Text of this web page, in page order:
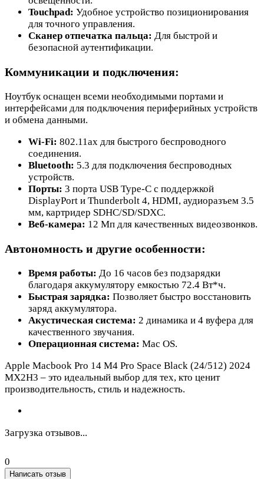
Touchpad: Удобное устройство позиционирования
для точного управления.
Сканер отпечатка пальца: Для быстрой и
безопасной аутентификации.
Коммуникации и подключения:
Ноутбук оснащен всеми необходимыми портами и
интерфейсами для подключения периферийных устройств
и обмена данными.
Wi-Fi: 802.11ах для быстрого беспроводного
соединения.
Bluetooth: 5.3 для подключения беспроводных
устройств.
Порты: 3 порта USB Type-C с поддержкой
DisplayPort и Thunderbolt 4, HDMI, аудиоразъем 3.5
мм, картридер SDHC/SD/SDXC.
Веб-камера: 12 Мп для качественных видеозвонков.
Автономность и другие особенности:
Время работы: До 16 часов без подзарядки
благодаря аккумулятору емкостью 72.4 Вт*ч.
Быстрая зарядка: Позволяет быстро восстановить
заряд аккумулятора.
Акустическая система: 2 динамика и 4 вуфера для
качественного звучания.
Операционная система: Mac OS.
Apple Macbook Pro 14 M4 Pro Space Black (24/512) 2024
MX2H3 – это идеальный выбор для тех, кто ценит
производительность, стиль и надежность.
Загрузка отзывов...
0
Написать отзыв